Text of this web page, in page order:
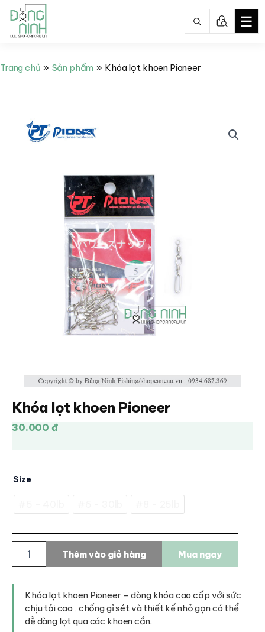
tới
☰
Trang chủ Sản phẩm Khóa lọt khoen Pioneer
Khóa lọt khoen Pioneer
30.000 đ
Size
khoen
Pioneer
lượng
Thêm vào giỏ hàng Mua ngay
Khóa lọt khoen Pioneer – dòng khóa cao cấp với sức
chịu tải cao , chống gỉ sét và thiết kế nhỏ gọn có thể
dễ dàng lọt qua các khoen cần.